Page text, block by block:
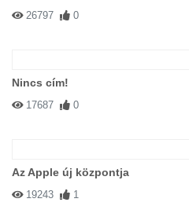
26797 0
Nincs cím!
17687 0
Az Apple új központja
19243 1